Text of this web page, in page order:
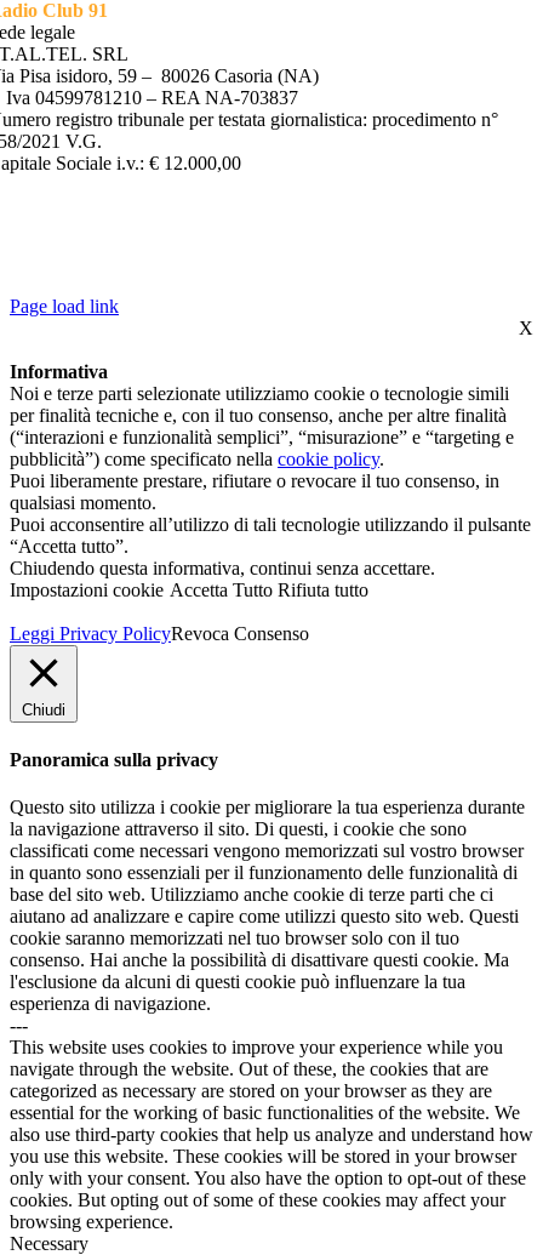
Club 91
legale
SRL
Pisa isidoro, 59 – 80026 Casoria (NA)
Iva 04599781210 – REA NA-703837
registro tribunale per testata giornalistica: procedimento n°
2021 V.G.
Sociale i.v.: € 12.000,00
Page load link
X
Informativa
Noi e terze parti selezionate utilizziamo cookie o tecnologie simili
per finalità tecniche e, con il tuo consenso, anche per altre finalità
(“interazioni e funzionalità semplici”, “misurazione” e “targeting e
pubblicità”) come specificato nella cookie policy.
Puoi liberamente prestare, rifiutare o revocare il tuo consenso, in
qualsiasi momento.
Puoi acconsentire all’utilizzo di tali tecnologie utilizzando il pulsante
“Accetta tutto”.
Chiudendo questa informativa, continui senza accettare.
Impostazioni cookie Accetta Tutto Rifiuta tutto
Leggi Privacy PolicyRevoca Consenso
Chiudi
Panoramica sulla privacy
Questo sito utilizza i cookie per migliorare la tua esperienza durante
la navigazione attraverso il sito. Di questi, i cookie che sono
classificati come necessari vengono memorizzati sul vostro browser
in quanto sono essenziali per il funzionamento delle funzionalità di
base del sito web. Utilizziamo anche cookie di terze parti che ci
aiutano ad analizzare e capire come utilizzi questo sito web. Questi
cookie saranno memorizzati nel tuo browser solo con il tuo
consenso. Hai anche la possibilità di disattivare questi cookie. Ma
l'esclusione da alcuni di questi cookie può influenzare la tua
esperienza di navigazione.
---
This website uses cookies to improve your experience while you
navigate through the website. Out of these, the cookies that are
categorized as necessary are stored on your browser as they are
essential for the working of basic functionalities of the website. We
also use third-party cookies that help us analyze and understand how
you use this website. These cookies will be stored in your browser
only with your consent. You also have the option to opt-out of these
cookies. But opting out of some of these cookies may affect your
browsing experience.
Necessary